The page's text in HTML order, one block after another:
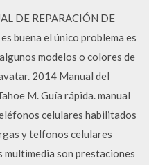
DE REPARACIÓN DE
buena el único problema es
modelos o colores de
2014 Manual del
M. Guía rápida. manual
celulares habilitados
y telfonos celulares
son prestaciones